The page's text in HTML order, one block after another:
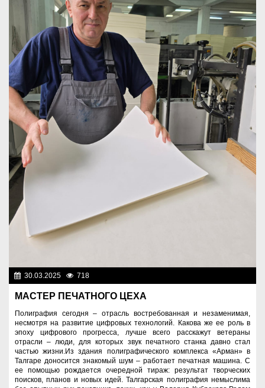
30.03.2025 718
МАСТЕР ПЕЧАТНОГО ЦЕХА
Полиграфия сегодня – отрасль востребованная и незаменимая,
несмотря на развитие цифровых технологий. Какова же ее роль в
эпоху цифрового прогресса, лучше всего расскажут ветераны
отрасли – люди, для которых звук печатного станка давно стал
частью жизни.Из здания полиграфического комплекса «Арман» в
Талгаре доносится знакомый шум – работает печатная машина. С
ее помощью рождается очередной тираж: результат творческих
поисков, планов и новых идей. Талгарская полиграфия немыслима